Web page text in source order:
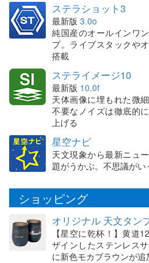
ステラショット3
最新版 3.0o
純国産のオールインワ
プ。ライブスタックや
搭載
ステライメージ10
最新版 10.0f
天体画像に埋もれた微
不要なノイズは徹底的
上げる
星空ナビ
天文現象から最新ニュ
題がうかぶ。不思議が
ショッピング
オリジナル 天文タン
【星空に乾杯！】黄道
ザインしたステンレス
に新色モカブラウンが追